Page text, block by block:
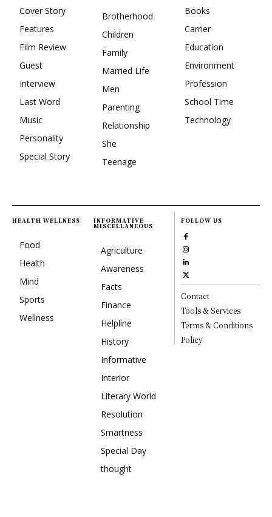
Cover Story
Features
Film Review
Guest
Interview
Last Word
Music
Personality
Special Story
Brotherhood
Children
Family
Married Life
Men
Parenting
Relationship
She
Teenage
Books
Carrier
Education
Environment
Profession
School Time
Technology
HEALTH WELLNESS
Food
Health
Mind
Sports
Wellness
INFORMATIVE
MISCELLANEOUS
Agriculture
Awareness
Facts
Finance
Helpline
History
Informative
Interior
Literary World
Resolution
Smartness
Special Day
thought
FOLLOW US
Contact
Tools & Services
Terms & Conditions
Policy